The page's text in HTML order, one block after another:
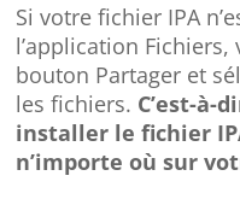
Si votre fichier IPA
l’application
bouton Partager et
les fichiers. C’est-à-
installer le fichier
n’importe où sur